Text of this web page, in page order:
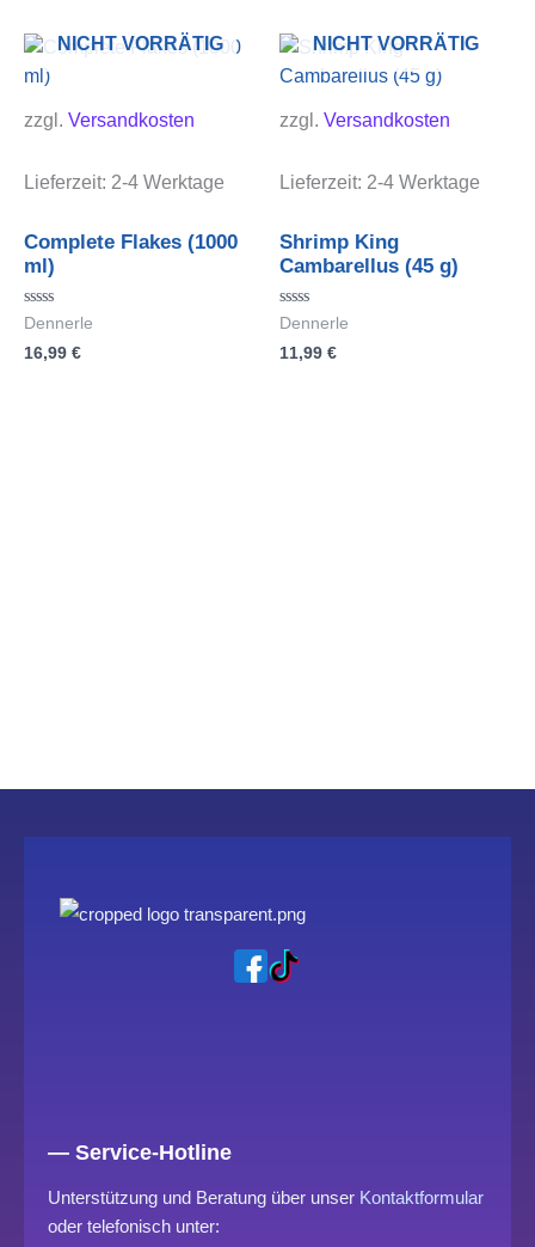
NICHT VORRÄTIG
zzgl. Versandkosten
Lieferzeit: 2-4 Werktage
Complete Flakes (1000
ml)
Bewertet
0
Dennerle
16,99 €
NICHT VORRÄTIG
zzgl. Versandkosten
Lieferzeit: 2-4 Werktage
Shrimp King
Cambarellus (45 g)
Bewertet
0
Dennerle
11,99 €
— Service-Hotline
Unterstützung und Beratung über unser Kontaktformular
oder telefonisch unter: